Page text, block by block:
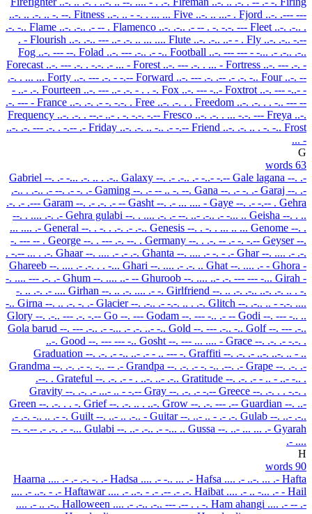
..-. .. .-. .. -. --. Fitness ..-. .. - -. . ... ... Five ..-. .. ...- . Fjord ..-. .--- ---
.-. -.. Flame ..-. .-.. .- -- . Flamenco ..-. .-.. .- -- . -. -.-. --- Fleet ..-. .-.. .
. - Flourish ..-. .-.. --- ..- .-. .. ... .... Flute ..-. .-.. ..- - . Fly ..-. .-.. -.--
Fog ..-. --- --. Folad ..-. --- .-.. .- -.. Football ..-. --- --- - -... .- .-.. .-..
Forecast ..-. --- .-. . -.-. .- ... - Forest ..-. --- .-. . ... - Fortress ..-. --- .-. -
.-. . ... ... Forty ..-. --- .-. - -.-- Forward ..-. --- .-. .-- .- .-. -.. Four ..-. --
- ..- .-. Fourteen ..-. --- ..- .-. - . . -. Fox ..-. --- -..- Foxtrot ..-. --- -..- -
.-. --- - France ..-. .-. .- -. -.-. . Free ..-. .-. . . Freedom ..-. .-. . . -.. --- --
Frequency ..-. .-. . --.- ..- . -. -.-. -.-- Fresco ..-. .-. . ... -.-. --- Freya ..-.
.-. . -.-- .- Friday ..-. .-. .. -.. .- -.-- Friend ..-. .-. .. . -. -.. Frost
..-. .-. ---
... -
G
63 words
Gabriel --. .- -... .-. .. . .-.. Galaxy --. .- .-.. .- -..- -.-- Gale lagana --. .-
.-.. . .-.. .- --. .- -. .- Gaming --. .- -- .. -. --. Gana --. .- -. .- Garaj --. .-
.-. .- .--- Garam --. .- .-. .- -- Gasht --. .- ... .... - Gaye --. .- -.-- . Gehra
--. . .... .-. .- Gehra gulabi --. . .... .-. .- --. ..- .-.. .- -... .. Geisha --. . ..
... .... .- General --. . -. . .-. .- .-.. Genesis --. . -. . ... .. ... Genome --. .
-. --- -- . George --. . --- .-. --. . Germany --. . .-. -- .- -. -.-- Geyser--.
. -.-- ... . .-. Ghaar--. .... .- .- .-. Ghanta --. .... .- -. - .- Ghar--. .... .- .-.
Ghareeb --. .... .- .-. . . -... Ghari --. .... .- .-. .. Ghat --. .... .- - Ghora -
-. .... --- .-. .- Ghum --. .... ..- -- Ghuroob --. .... ..- .-. --- --- -... Girah -
-. .. .-. .- .... Girhan --. .. .-. .... .- -. Girlfriend --. .. .-. .-.. ..-. .-. .. . -.
-.. Girna --. .. .-. -. .- Glacier--. .-.. .- -.-. .. . .-. Glitch --. .-.. .. - -.-. ....
Glory --. .-.. --- .-. -.-- Go --. --- Godam --. --- -.. .- -- Godi --. --- -.. ..
Gola barud --. --- .-.. .- -... .- .-. ..- -.. Gold --. --- .-.. -.. Golf--. --- .-..
..-. Good --. --- --- -.. Gosht --. --- ... .... - Grace --. .-. .- -.-. .
Graduation --. .-. .- -.. ..- .- - .. --- -. Graffiti --. .-. .- ..-. ..-. .. - ..
Grandma --. .-. .- -. -.. -- .- Grandpa --. .-. .- -. -.. .--. .- Grape --. .-. .-
.--. . Grateful --. .-. .- - . ..-. ..- .-.. Gratitude --. .-. .- - .. - ..- -.. .
Gravity --. .-. .- ...- .. - -.-- Gray --. .-. .- -.-- Greece --. .-. . . -.-. .
Green --. .-. . . -. Grief--. .-. .. . ..-. Grow --. .-. --- .-- Guardian --. ..-
.- .-. -.. .. .- -. Guilt --. ..- .. .-.. - Guitar--. ..- .. - .- .-. Gulab --. ..- .-..
.- -... Gulabi --. ..- .-.. .- -... .. Gussa --. ..- ... ... .- Gyarah
--. -.-- .- .-.
.- ....
H
90 words
Haarna .... .- .- .-. -. .- Hadsa .... .- -.. ... .- Hafsa .... .- ..-. ... .- Hafta
.... .- ..-. - .- Haftawar .... .- ..-. - .- .-- .- .-. Haibat .... .- .. -... .- - Hail
.... .- .. .-.. Halloween .... .- .-.. .-.. --- .-- . . -. Ham ahangi .... .- -- .-